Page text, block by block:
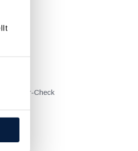
Steuer-Check